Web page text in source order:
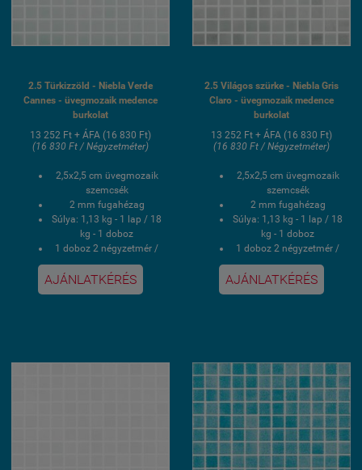
2.5 Türkizzöld - Niebla Verde
Cannes - üvegmozaik medence
burkolat
13 252 Ft + ÁFA (16 830 Ft)
(16 830 Ft / Négyzetméter)
2,5x2,5 cm üvegmozaik
szemcsék
2 mm fugahézag
Súlya: 1,13 kg - 1 lap / 18
kg - 1 doboz
1 doboz 2 négyzetmér /
16 lap
Hálós kasírozás
UV álló, saválló, lúgálló,
AJÁNLATKÉRÉS
2.5 Világos szürke - Niebla Gris
Claro - üvegmozaik medence
burkolat
13 252 Ft + ÁFA (16 830 Ft)
(16 830 Ft / Négyzetméter)
2,5x2,5 cm üvegmozaik
szemcsék
2 mm fugahézag
Súlya: 1,13 kg - 1 lap / 18
kg - 1 doboz
1 doboz 2 négyzetmér /
16 lap
Hálós kasírozás
UV álló, saválló, lúgálló,
AJÁNLATKÉRÉS